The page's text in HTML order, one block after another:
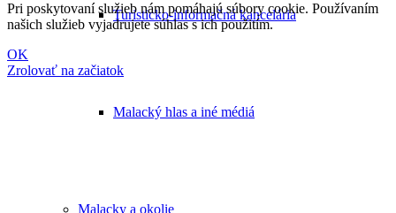
Turisticko-informačná kancelária
Malacký hlas a iné médiá
Malacky a okolie
Pri poskytovaní služieb nám pomáhajú súbory cookie. Používaním
našich služieb vyjadrujete súhlas s ich použitím.
OK
Zrolovať na začiatok